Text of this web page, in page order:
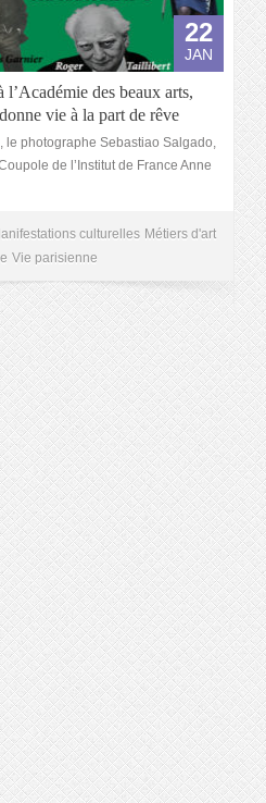
22
JAN
l’Académie des beaux arts,
vie à la part de rêve
le photographe Sebastiao Salgado,
de l’Institut de France Anne
culturelles Métiers d'art
Vie parisienne